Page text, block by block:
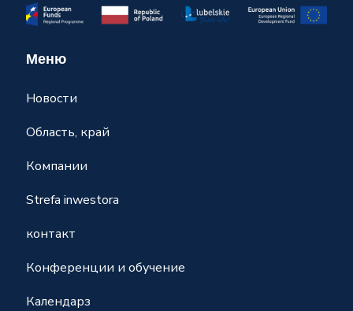
Меню
Новости
Область, край
Компании
Strefa inwestora
контакт
Конференции и обучение
Календарз